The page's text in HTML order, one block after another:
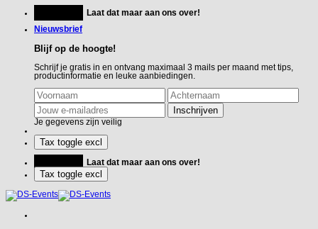
inhoud
Laat dat maar aan ons over!
Nieuwsbrief
Blijf op de hoogte!
Schrijf je gratis in en ontvang maximaal 3 mails per maand met tips,
productinformatie en leuke aanbiedingen.
Je gegevens zijn veilig
Laat dat maar aan ons over!